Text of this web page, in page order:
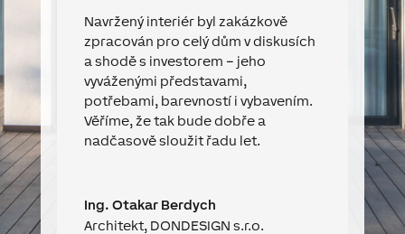
Navržený interiér byl zakázkově
zpracován pro celý dům v diskusích
a shodě s investorem – jeho
vyváženými představami,
potřebami, barevností i vybavením.
Věříme, že tak bude dobře a
nadčasově sloužit řadu let.
Ing. Otakar Berdych
Architekt, DONDESIGN s.r.o.